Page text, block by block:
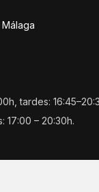
tardes:
17:00 – 20:30h.